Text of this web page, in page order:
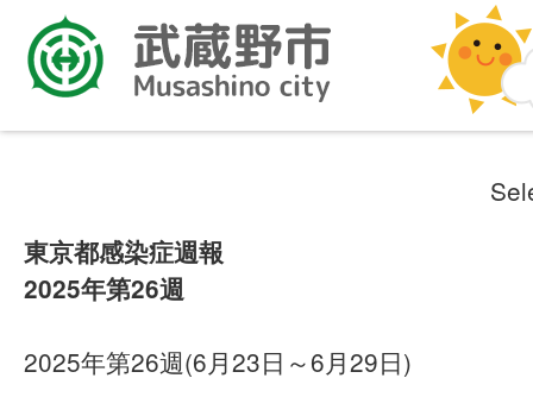
東京都感染症週報
2025年第26週
2025年第26週(6月23日～6月29日)